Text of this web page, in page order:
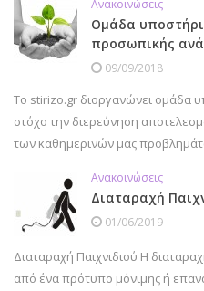
Ανακοινώσεις
Ομάδα
προσωπικής
09/09/2018
Το stirizo.gr διοργανώνει ομάδα
στόχο την διερεύνηση
των καθημερινών μας
Ανακοινώσεις
Διαταραχή
01/06/2019
Διαταραχή Παιχνιδιού Η
από ένα πρότυπο μόνιμης ή